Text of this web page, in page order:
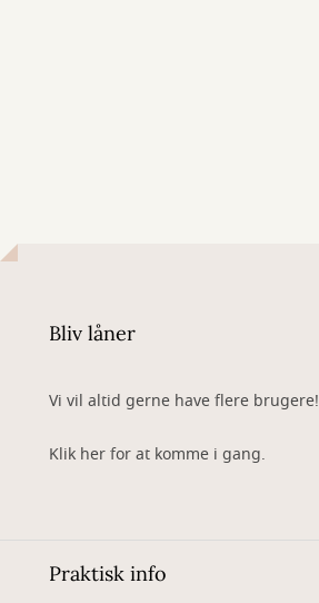
Bliv låner
Vi vil altid gerne have flere brugere!
Klik her for at komme i gang.
Praktisk info